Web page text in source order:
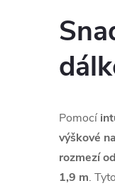
Pomocí
výškové
rozmezí
1,9 m.